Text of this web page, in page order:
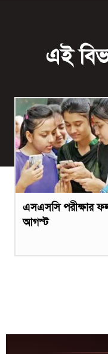
এই
এসএসসি পরীক্ষার
আগস্ট